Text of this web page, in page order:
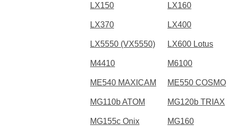
LX150 LX160
LX370 LX400
LX5550 (VX5550) LX600 Lotus
M4410 M6100
ME540 MAXICAM ME550 COSMO
MG110b ATOM MG120b TRIAX
MG155c Onix MG160